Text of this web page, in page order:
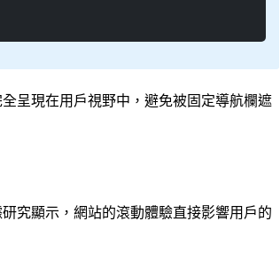
呈現在用戶視野中，避免被固定導航欄遮
究顯示，網站的滾動體驗直接影響用戶的